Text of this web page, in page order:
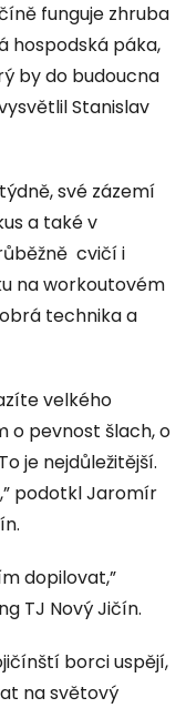
funguje zhruba
hospodská páka,
by do budoucna
Stanislav
své zázemí
a také v
cvičí i
na workoutovém
technika a
velkého
o pevnost šlach, o
je nejdůležitější.
podotkl Jaromír
dopilovat,”
TJ Nový Jičín.
borci uspějí,
na světový